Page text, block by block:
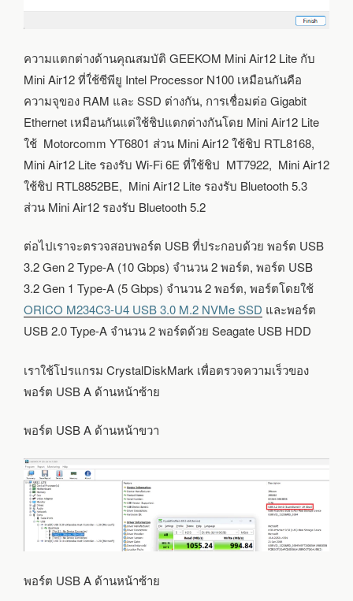
ความแตกต่างด้านคุณสมบัติ GEEKOM Mini Air12 Lite กับ
Mini Air12 ที่ใ่ช้ซีพียู Intel Processor N100 เหมือนกันคือ
ความจุของ RAM และ SSD ต่างกัน, การเชื่อมต่อ Gigabit
Ethernet เหมือนกันแต่ใช้ชิปแตกต่างกันโดย Mini Air12 Lite
ใช้ Motorcomm YT6801 ส่วน Mini Air12 ใช้ชิป RTL8168,
Mini Air12 Lite รองรับ Wi-Fi 6E ที่ใช้ชิป MT7922, Mini Air12
ใช้ชิป RTL8852BE, Mini Air12 Lite รองรับ Bluetooth 5.3
ส่วน Mini Air12 รองรับ Bluetooth 5.2
ต่อไปเราจะตรวจสอบพอร์ต USB ที่ประกอบด้วย พอร์ต USB
3.2 Gen 2 Type-A (10 Gbps) จำนวน 2 พอร์ต, พอร์ต USB
3.2 Gen 1 Type-A (5 Gbps) จำนวน 2 พอร์ต, พอร์ตโดยใช้
ORICO M234C3-U4 USB 3.0 M.2 NVMe SSD และพอร์ต
USB 2.0 Type-A จำนวน 2 พอร์ตด้วย Seagate USB HDD
เราใช้โปรแกรม CrystalDiskMark เพื่อตรวจความเร็วของ
พอร์ต USB A ด้านหน้าซ้าย
พอร์ต USB A ด้านหน้าขวา
พอร์ต USB A ด้านหน้าซ้าย